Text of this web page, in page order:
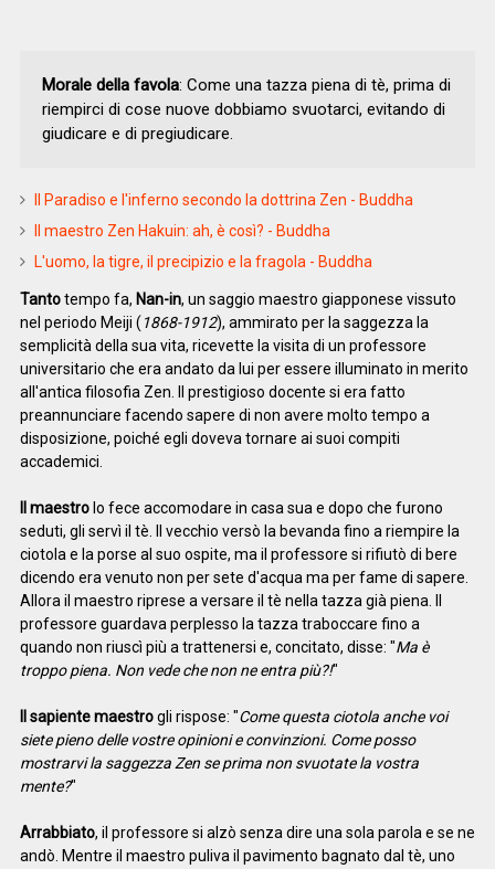
Morale della favola: Come una tazza piena di tè, prima di
riempirci di cose nuove dobbiamo svuotarci, evitando di
giudicare e di pregiudicare.
Il Paradiso e l'inferno secondo la dottrina Zen - Buddha
Il maestro Zen Hakuin: ah, è così? - Buddha
L'uomo, la tigre, il precipizio e la fragola - Buddha
Tantotempo fa, Nan-in, un saggio maestro giapponese vissuto
nel periodo Meiji ( 1868-1912), ammirato per la saggezza la
semplicità della sua vita, ricevette la visita di un professore
universitario che era andato da lui per essere illuminato in merito
all'antica filosofia Zen. Il prestigioso docente si era fatto
preannunciare facendo sapere di non avere molto tempo a
disposizione, poiché egli doveva tornare ai suoi compiti
accademici.
Il maestrolo fece accomodare in casa sua e dopo che furono
seduti, gli servì il tè. Il vecchio versò la bevanda fino a riempire la
ciotola e la porse al suo ospite, ma il professore si rifiutò di bere
dicendo era venuto non per sete d'acqua ma per fame di sapere.
Allora il maestro riprese a versare il tè nella tazza già piena. Il
professore guardava perplesso la tazza traboccare fino a
quando non riuscì più a trattenersi e, concitato, disse: "Ma è
troppo piena. Non vede che non ne entra più?!"
Il sapiente maestrogli rispose: "Come questa ciotola anche voi
siete pieno delle vostre opinioni e convinzioni. Come posso
mostrarvi la saggezza Zen se prima non svuotate la vostra
mente?"
Arrabbiato, il professore si alzò senza dire una sola parola e se ne
andò. Mentre il maestro puliva il pavimento bagnato dal tè, uno